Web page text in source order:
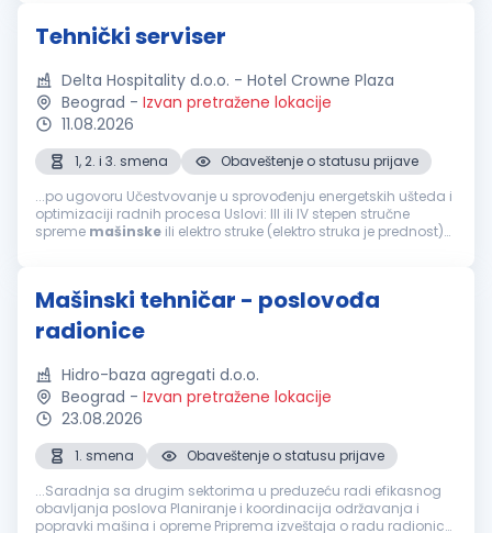
Tehnički serviser
Delta Hospitality d.o.o. - Hotel Crowne Plaza
Beograd - Izvan pretražene lokacije
11.08.2026
1, 2. i 3. smena
Obaveštenje o statusu prijave
...po ugovoru Učestvovanje u sprovođenju energetskih ušteda i
optimizaciji radnih procesa Uslovi: III ili IV stepen stručne
spreme mašinske ili elektro struke (elektro struka je prednost)
Mašinski tehničar - poslovođa
radionice
Hidro-baza agregati d.o.o.
Beograd - Izvan pretražene lokacije
23.08.2026
1. smena
Obaveštenje o statusu prijave
...Saradnja sa drugim sektorima u preduzeću radi efikasnog
obavljanja poslova Planiranje i koordinacija održavanja i
popravki mašina i opreme Priprema izveštaja o radu radionice